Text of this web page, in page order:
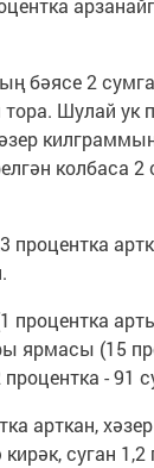
бәясе 2
Шулай ук
колбаса 2
процентка
процентка
ярмасы (15
- 91
арткан,
суган 1,2